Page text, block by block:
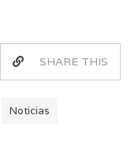
SHARE THIS
Noticias